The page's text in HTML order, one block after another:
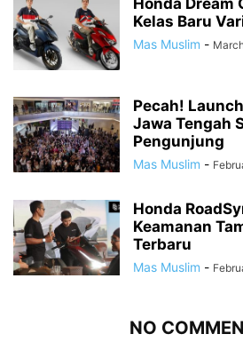
Kelas Baru
Mas Muslim -
Pecah!
Jawa Tengah
Pengunjung
Mas Muslim -
Honda
Keamanan
Terbaru
Mas Muslim -
NO